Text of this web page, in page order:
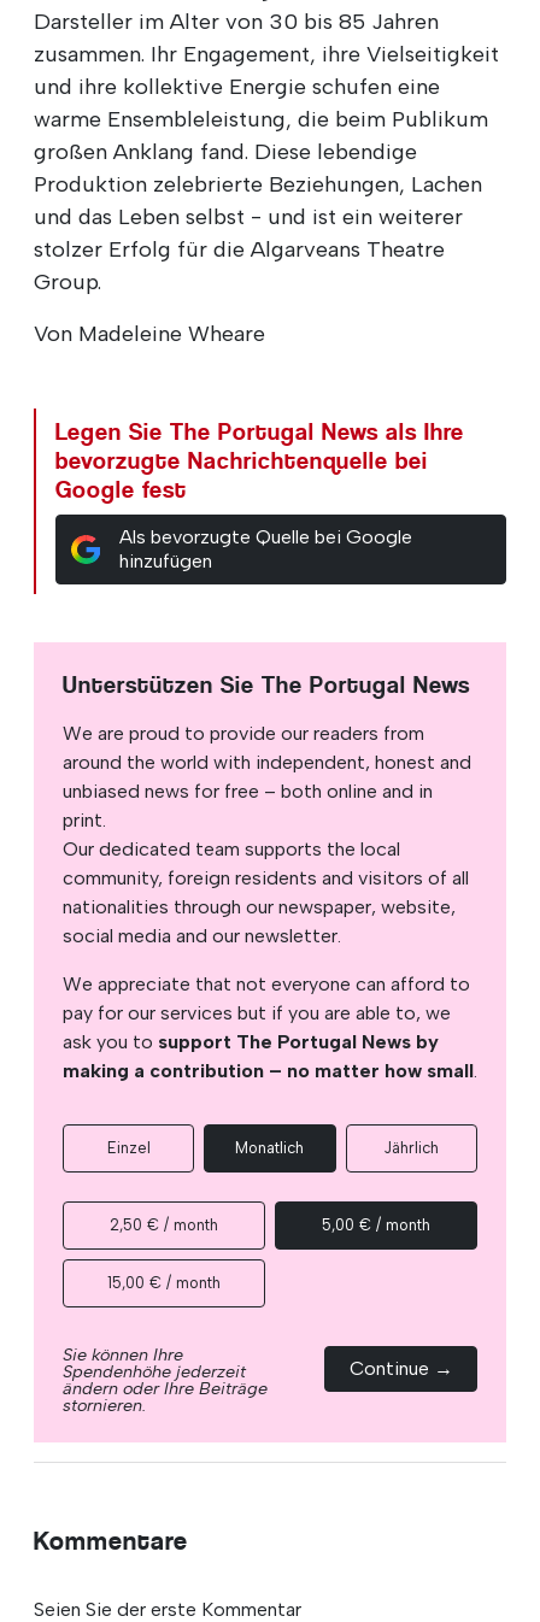
Darsteller im Alter von 30 bis 85 Jahren
zusammen. Ihr Engagement, ihre Vielseitigkeit
und ihre kollektive Energie schufen eine
warme Ensembleleistung, die beim Publikum
großen Anklang fand. Diese lebendige
Produktion zelebrierte Beziehungen, Lachen
und das Leben selbst - und ist ein weiterer
stolzer Erfolg für die Algarveans Theatre
Group.
Von Madeleine Wheare
Legen Sie The Portugal News als Ihre
bevorzugte Nachrichtenquelle bei
Google fest
Als bevorzugte Quelle bei Google
hinzufügen
Unterstützen Sie The Portugal News
We are proud to provide our readers from
around the world with independent, honest and
unbiased news for free – both online and in
print.
Our dedicated team supports the local
community, foreign residents and visitors of all
nationalities through our newspaper, website,
social media and our newsletter.
We appreciate that not everyone can afford to
pay for our services but if you are able to, we
ask you to support The Portugal News by
making a contribution – no matter how small.
Einzel Monatlich Jährlich
2,50 € / month 5,00 € / month
15,00 € / month
Sie können Ihre
Spendenhöhe jederzeit
ändern oder Ihre Beiträge
stornieren.
Continue →
Kommentare
Seien Sie der erste Kommentar